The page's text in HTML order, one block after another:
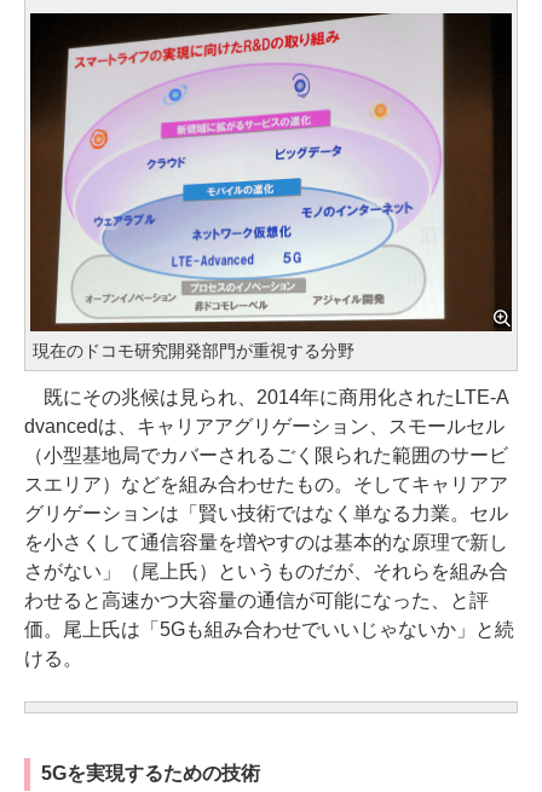
現在のドコモ研究開発部門が重視する分野
既にその兆候は見られ、2014年に商用化されたLTE-A
dvancedは、キャリアアグリゲーション、スモールセル
（小型基地局でカバーされるごく限られた範囲のサービ
スエリア）などを組み合わせたもの。そしてキャリアア
グリゲーションは「賢い技術ではなく単なる力業。セル
を小さくして通信容量を増やすのは基本的な原理で新し
さがない」（尾上氏）というものだが、それらを組み合
わせると高速かつ大容量の通信が可能になった、と評
価。尾上氏は「5Gも組み合わせでいいじゃないか」と続
ける。
5Gを実現するための技術